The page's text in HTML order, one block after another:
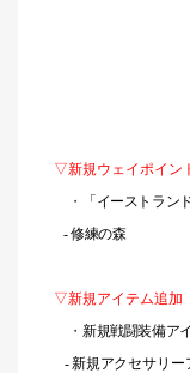
▽新規ウェイポイン
・
「イーストラン
- 修練の森
▽新規アイテム追加
・ 新規戦闘装備ア
-新規アクセサリー